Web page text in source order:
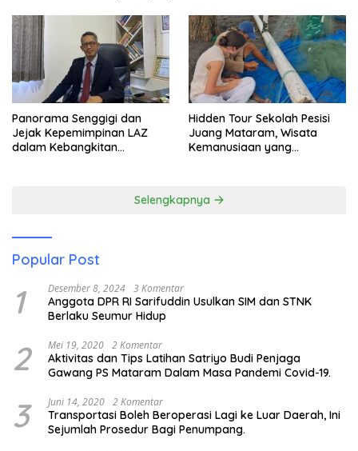
Panorama Senggigi dan
Jejak Kepemimpinan LAZ
dalam Kebangkitan
Hidden Tour Sekolah Pesisi
Juang Mataram, Wisata
Kemanusiaan yang
Selengkapnya
Popular Post
1 Desember 8, 2024 3 Komentar
Anggota DPR RI Sarifuddin Usulkan SIM dan STNK
Berlaku Seumur Hidup
2 Mei 19, 2020 2 Komentar
Aktivitas dan Tips Latihan Satriyo Budi Penjaga
Gawang PS Mataram Dalam Masa Pandemi Covid-19.
3 Juni 14, 2020 2 Komentar
Transportasi Boleh Beroperasi Lagi ke Luar Daerah, Ini
Sejumlah Prosedur Bagi Penumpang.